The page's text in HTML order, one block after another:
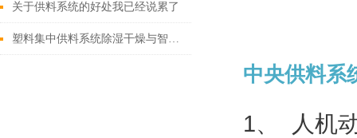
关于供料系统的好处我已经说累了
塑料集中供料系统除湿干燥与智能分配实践
中央供料系
1、
人机